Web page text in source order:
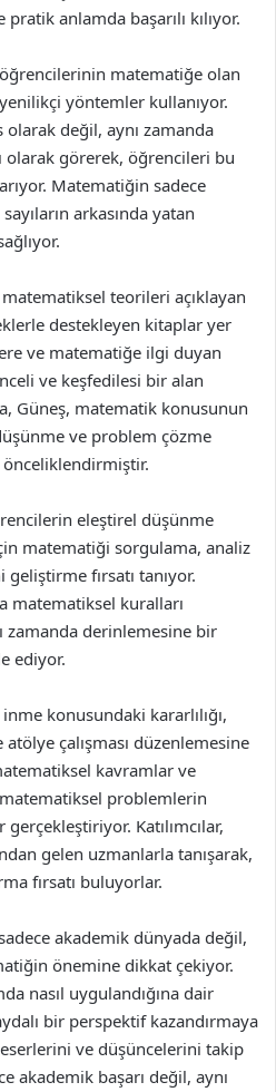
anlamda başarılı kılıyor.
matematiğe olan
yöntemler kullanıyor.
değil, aynı zamanda
olarak görerek, öğrencileri bu
Matematiğin sadece
arkasında yatan
matematiksel teorileri açıklayan
destekleyen kitaplar yer
ve matematiğe ilgi duyan
ve keşfedilesi bir alan
Güneş, matematik konusunun
ve problem çözme
eleştirel düşünme
matematiği sorgulama, analiz
fırsatı tanıyor.
matematiksel kuralları
zamanda derinlemesine bir
ediyor.
konusundaki kararlılığı,
çalışması düzenlemesine
kavramlar ve
problemlerin
Katılımcılar,
gelen uzmanlarla tanışarak,
fırsatı buluyorlar.
akademik dünyada değil,
önemine dikkat çekiyor.
nasıl uygulandığına dair
bir perspektif kazandırmaya
ve düşüncelerini takip
akademik başarı değil, aynı